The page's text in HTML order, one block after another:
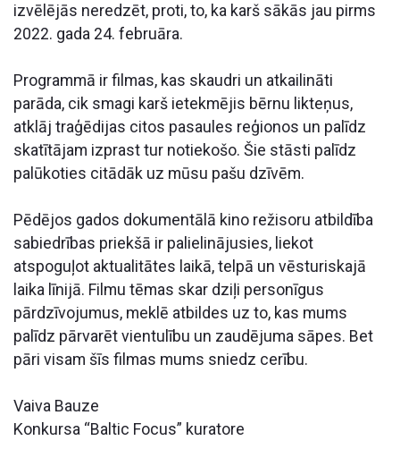
izvēlējās neredzēt, proti, to, ka karš sākās jau pirms
2022. gada 24. februāra.
Programmā ir filmas, kas skaudri un atkailināti
parāda, cik smagi karš ietekmējis bērnu likteņus,
atklāj traģēdijas citos pasaules reģionos un palīdz
skatītājam izprast tur notiekošo. Šie stāsti palīdz
palūkoties citādāk uz mūsu pašu dzīvēm.
Pēdējos gados dokumentālā kino režisoru atbildība
sabiedrības priekšā ir palielinājusies, liekot
atspoguļot aktualitātes laikā, telpā un vēsturiskajā
laika līnijā. Filmu tēmas skar dziļi personīgus
pārdzīvojumus, meklē atbildes uz to, kas mums
palīdz pārvarēt vientulību un zaudējuma sāpes. Bet
pāri visam šīs filmas mums sniedz cerību.
Vaiva Bauze
Konkursa “Baltic Focus” kuratore